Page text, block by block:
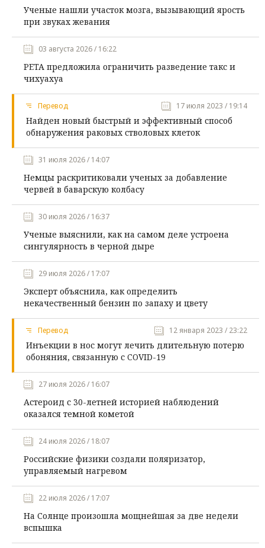
Ученые нашли участок мозга, вызывающий ярость
при звуках жевания
03 августа 2026 / 16:22
PETA предложила ограничить разведение такс и
чихуахуа
Перевод 17 июля 2023 / 19:14
Найден новый быстрый и эффективный способ
обнаружения раковых стволовых клеток
31 июля 2026 / 14:07
Немцы раскритиковали ученых за добавление
червей в баварскую колбасу
30 июля 2026 / 16:37
Ученые выяснили, как на самом деле устроена
сингулярность в черной дыре
29 июля 2026 / 17:07
Эксперт объяснила, как определить
некачественный бензин по запаху и цвету
Перевод 12 января 2023 / 23:22
Инъекции в нос могут лечить длительную потерю
обоняния, связанную с COVID-19
27 июля 2026 / 16:07
Астероид с 30-летней историей наблюдений
оказался темной кометой
24 июля 2026 / 18:07
Российские физики создали поляризатор,
управляемый нагревом
22 июля 2026 / 17:07
На Солнце произошла мощнейшая за две недели
вспышка